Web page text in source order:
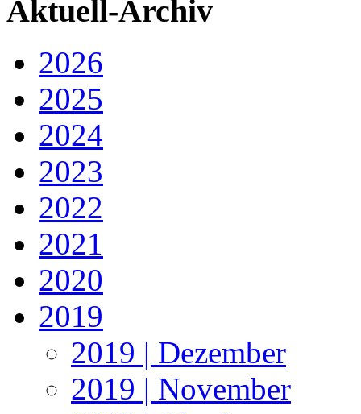
Aktuell-Archiv
2026
2025
2024
2023
2022
2021
2020
2019
2019 | Dezember
2019 | November